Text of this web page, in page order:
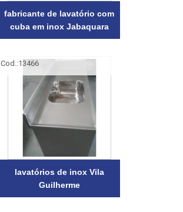
fabricante de lavatório com
cuba em inox Jabaquara
Cod.:13466
lavatórios de inox Vila
Guilherme